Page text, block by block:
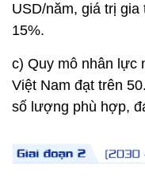
USD/năm, giá trị
15%.
c) Quy mô nhân lực
Việt Nam đạt trên
số lượng phù hợp,